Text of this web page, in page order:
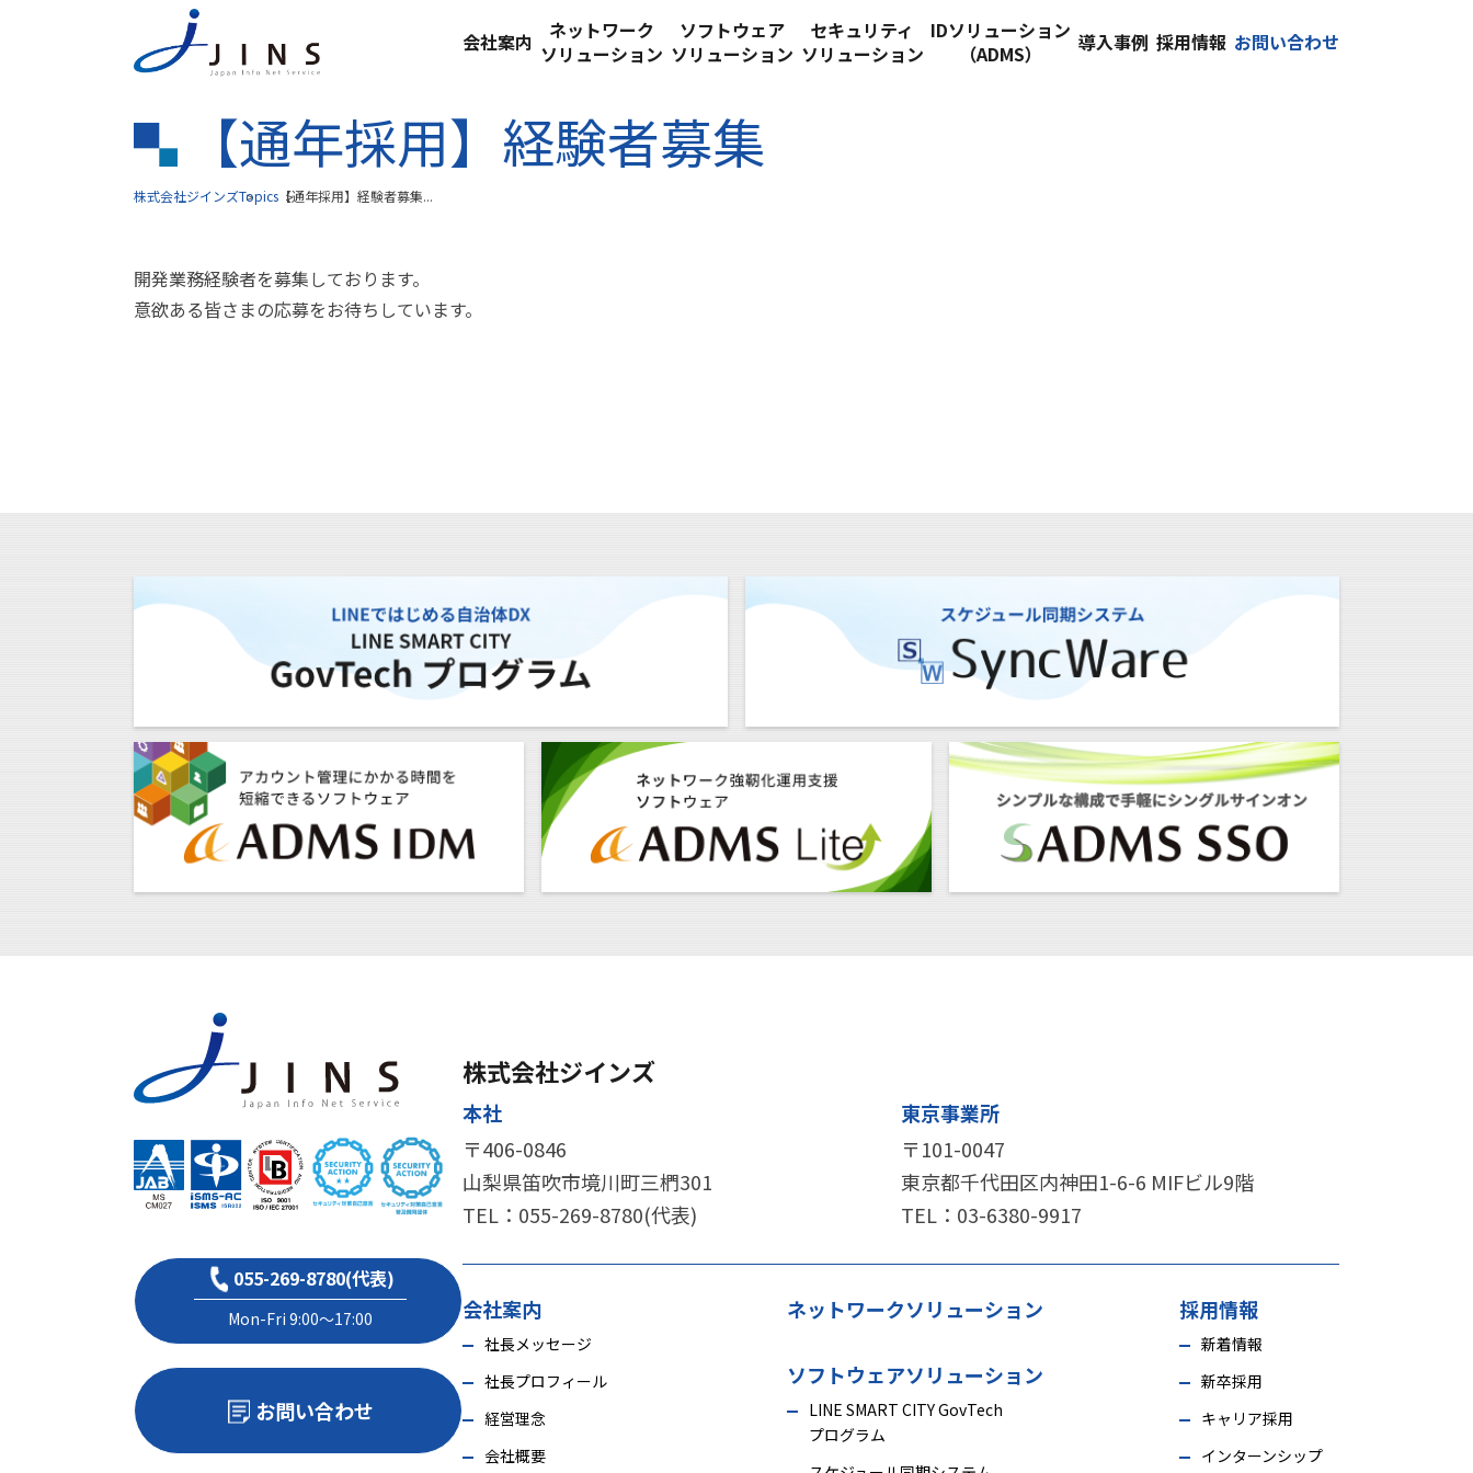
会社案内
ネットワーク
ソリューション
ソフトウェア
ソリューション
セキュリティ
ソリューション
IDソリューション
（ADMS）
導入事例 採用情報 お問い合わせ
【通年採用】経験者募集
株式会社ジインズTopics 【通年採用】経験者募集...
開発業務経験者を募集しております。
意欲ある皆さまの応募をお待ちしています。
055-269-8780(代表)
Mon-Fri 9:00～17:00
お問い合わせ
株式会社ジインズ
本社
〒406-0846
山梨県笛吹市境川町三椚301
TEL： 055-269-8780(代表)
東京事業所
〒101-0047
東京都千代田区内神田1-6-6 MIFビル9階
TEL： 03-6380-9917
会社案内
社長メッセージ
社長プロフィール
経営理念
会社概要
ネットワークソリューション
ソフトウェアソリューション
LINE SMART CITY GovTech
プログラム
採用情報
新着情報
新卒採用
キャリア採用
インターンシップ